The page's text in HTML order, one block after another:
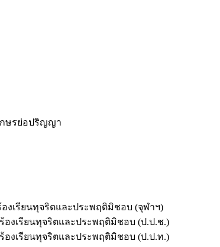
ษรย่อปริญญา
องเรียนทุจริตและประพฤติมิชอบ (จุฬาฯ)
ร้องเรียนทุจริตและประพฤติมิชอบ (ป.ป.ช.)
ร้องเรียนทุจริตและประพฤติมิชอบ (ป.ป.ท.)